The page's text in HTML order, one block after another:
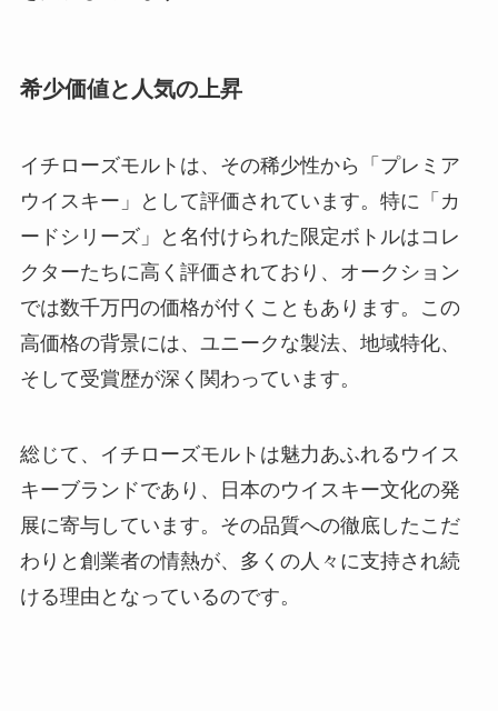
希少価値と人気の上昇
イチローズモルトは、その稀少性から「プレミア
ウイスキー」として評価されています。特に「カ
ードシリーズ」と名付けられた限定ボトルはコレ
クターたちに高く評価されており、オークション
では数千万円の価格が付くこともあります。この
高価格の背景には、ユニークな製法、地域特化、
そして受賞歴が深く関わっています。
総じて、イチローズモルトは魅力あふれるウイス
キーブランドであり、日本のウイスキー文化の発
展に寄与しています。その品質への徹底したこだ
わりと創業者の情熱が、多くの人々に支持され続
ける理由となっているのです。